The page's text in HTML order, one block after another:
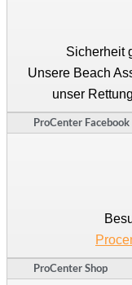
Sicherheit
Unsere Beach
unser
ProCenter Facebook
ProCenter Shop